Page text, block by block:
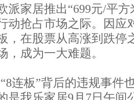
派家居推出“699元/平
动抢占市场之际。因应
，在股票从高涨到跌停
，成为一大难题。
连板”背后的违规事件
是我乐家居9月7日午间